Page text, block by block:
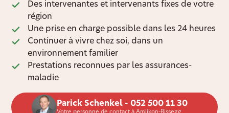
Des intervenantes et intervenants fixes de votre
région
Une prise en charge possible dans les 24 heures
Continuer à vivre chez soi, dans un
environnement familier
Prestations reconnues par les assurances-
maladie
Parick Schenkel - 052 500 11 30